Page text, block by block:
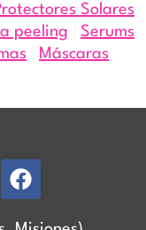
Solares
peeling
Serums
Máscaras
Facebook